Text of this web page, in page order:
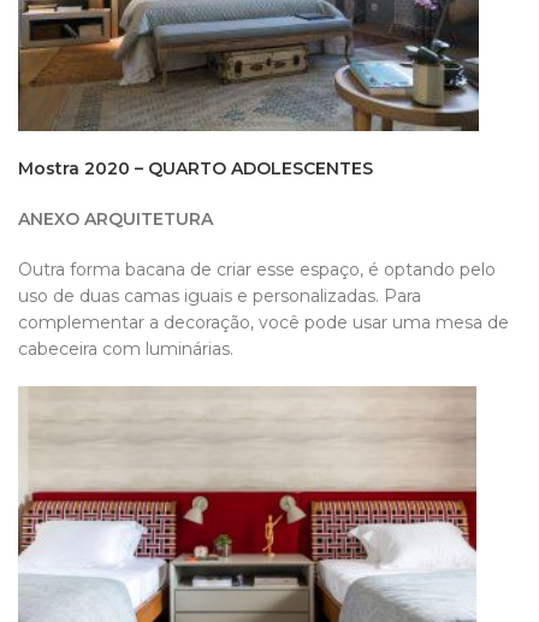
Mostra 2020 – QUARTO ADOLESCENTES
ANEXO ARQUITETURA
Outra forma bacana de criar esse espaço, é optando pelo
uso de duas camas iguais e personalizadas. Para
complementar a decoração, você pode usar uma mesa de
cabeceira com luminárias.